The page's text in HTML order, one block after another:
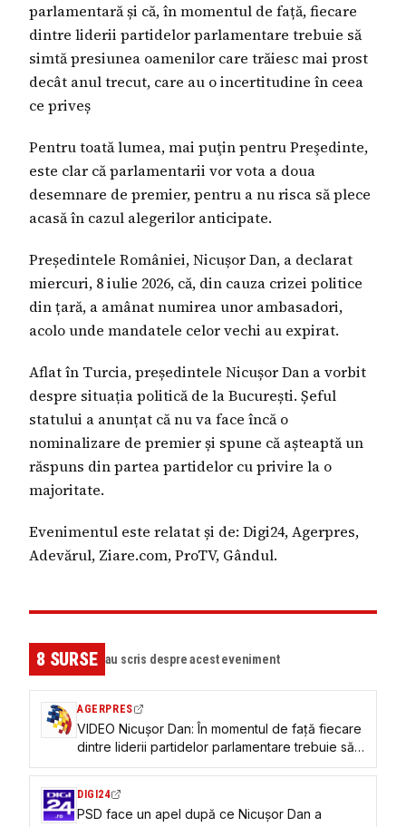
parlamentară și că, în momentul de față, fiecare
dintre liderii partidelor parlamentare trebuie să
simtă presiunea oamenilor care trăiesc mai prost
decât anul trecut, care au o incertitudine în ceea
ce priveș
Pentru toată lumea, mai puţin pentru Preşedinte,
este clar că parlamentarii vor vota a doua
desemnare de premier, pentru a nu risca să plece
acasă în cazul alegerilor anticipate.
Președintele României, Nicușor Dan, a declarat
miercuri, 8 iulie 2026, că, din cauza crizei politice
din țară, a amânat numirea unor ambasadori,
acolo unde mandatele celor vechi au expirat.
Aflat în Turcia, președintele Nicușor Dan a vorbit
despre situația politică de la București. Șeful
statului a anunțat că nu va face încă o
nominalizare de premier și spune că așteaptă un
răspuns din partea partidelor cu privire la o
majoritate.
Evenimentul este relatat și de: Digi24, Agerpres,
Adevărul, Ziare.com, ProTV, Gândul.
8SURSE au scris despre acest eveniment
AGERPRES
VIDEO Nicușor Dan: În momentul de față fiecare
dintre liderii partidelor parlamentare trebuie să
simtă presiunea oamenilor
DIGI24
PSD face un apel după ce Nicușor Dan a